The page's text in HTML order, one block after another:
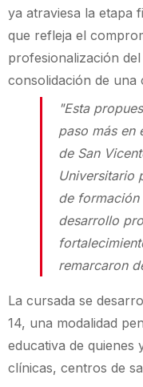
ya atraviesa la etapa
que refleja el
profesionalización
consolidación de una
"Esta
paso más en
de San
Universitario
de
desarrollo
remarcaron
La cursada se
14, una modalidad
educativa de quienes
clínicas, centros de